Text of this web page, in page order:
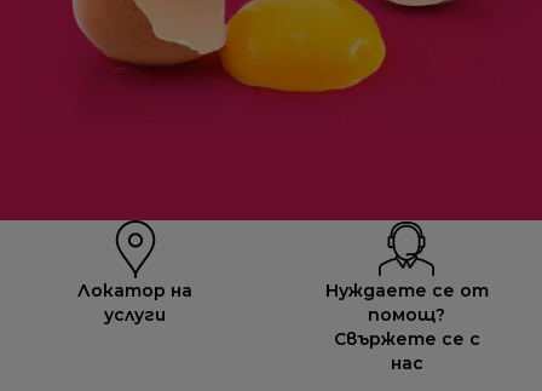
Локатор на
услуги
Нуждаете се от
помощ?
Свържете се с
нас